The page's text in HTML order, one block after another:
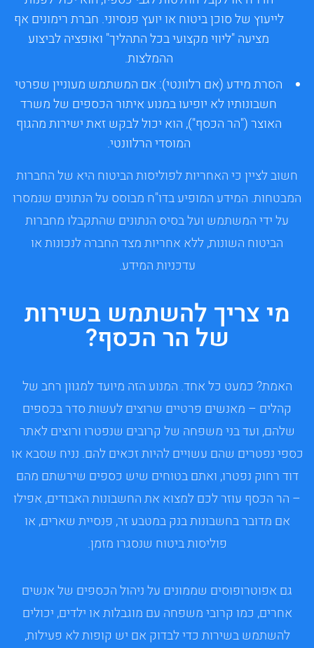
לייעוץ של סוכן ביטוח או יועץ פנסיוני. חברת רימונים אף
מציעה "ליווי מקצועי בכל התהליך" ואופציה לביצוע
ההמלצות.
הסרת מידע (אם רלוונטי): אם המשתמש מעוניין שפרטי
חשבונותיו לא יופיעו במנוע איתור הכספים של משרד
האוצר ("הר הכסף"), הוא יכול לבקש זאת ישירות מהגוף
המוסדי הרלוונטי.
חשוב לציין כי האחריות לפוליסות הביטוח היא של החברות
המבטחות. המידע המופיע בדו"ח מבוסס על הנתונים שנמסרו
על ידי המשתמש ועל בסיס הנתונים שהתקבלו מחברות
הביטוח השונות, ללא אחריות מצד החברה לנכונות או
עדכניות המידע.
מי צריך להשתמש בשירות
של הר הכסף?
האמת? כמעט כל אחד. המנוע הזה מיועד למגוון רחב של
קהלים – מאנשים פרטיים שרוצים לעשות סדר בכספים
שלהם, ועד בני משפחה של קרובים שנפטרו ורוצים לאתר
כספי נפטרים שהם עשויים להיות זכאים להם. נניח שסבא או
דוד רחוק נפטרו, ואתם בטוחים שיש כספים שירשתם מהם
– הר הכסף עוזר לכם למצוא את החשבונות האבודים, אפילו
אם מדובר בחשבונות בנק במטבע זר, פנסיית שארים, או
פוליסות ביטוח שנסגרו מזמן.
גם אפוטרופוסים שממונים על ניהול הכספים של אנשים
אחרים, כמו קרובי משפחה עם מוגבלות או ילדים, יכולים
להשתמש בשירות כדי לבדוק אם יש קופות לא פעילות,